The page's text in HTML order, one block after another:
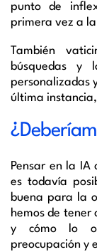
punto de
primera vez a
También
búsquedas y
personalizadas
última
Pensar en la IA
es todavía
buena para la
hemos de
y cómo lo
preocupación y